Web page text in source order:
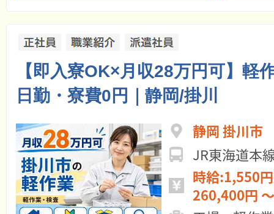
【即入寮OK×月収28万円可】軽
日勤・寮費0円｜静岡/掛川
静岡 掛川市
JR東海道本
時給:1,550
260,400円